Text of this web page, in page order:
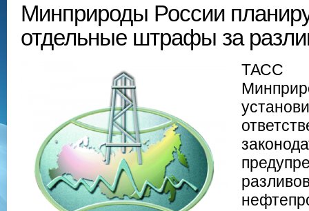
Минприроды России
отдельные штрафы за
ТАСС